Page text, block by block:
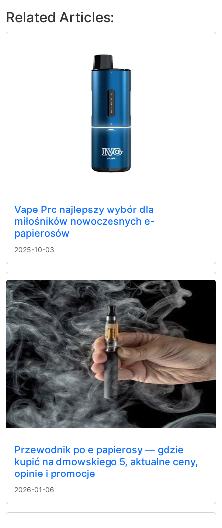
Related Articles:
Vape Pro najlepszy wybór dla
miłośników nowoczesnych e-
papierosów
2025-10-03
Przewodnik po e papierosy — gdzie
kupić na dmowskiego 5, aktualne ceny,
opinie i promocje
2026-01-06